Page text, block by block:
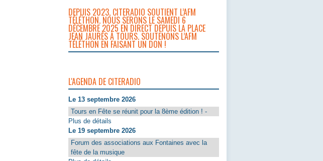
DEPUIS 2023, CITERADIO SOUTIENT L’AFM
TÉLÉTHON. NOUS SERONS LE SAMEDI 6
DÉCEMBRE 2025 EN DIRECT DEPUIS LA PLACE
JEAN JAURÈS À TOURS. SOUTENONS L’AFM
TÉLÉTHON EN FAISANT UN DON !
L'AGENDA DE CITERADIO
Le 13 septembre 2026
Tours en Fête se réunit pour la 8ème édition ! -
Plus de détails
Le 19 septembre 2026
Forum des associations aux Fontaines avec la
fête de la musique